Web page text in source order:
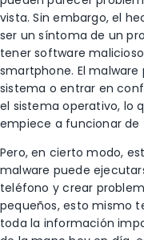
vista. Sin embargo, el
ser un síntoma de un
tener software
smartphone. El
sistema o entrar en
el sistema operativo, lo
empiece a funcionar
Pero, en cierto modo,
malware puede
teléfono y crear
pequeños, esto mismo
toda la información